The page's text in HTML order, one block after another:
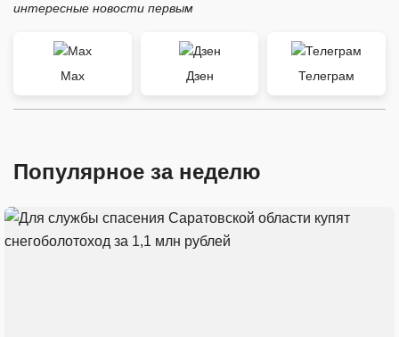
интересные новости первым
Max Дзен Телеграм
Популярное за неделю